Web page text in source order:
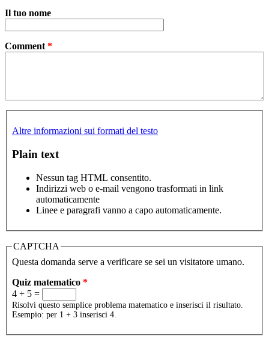
Il tuo nome
Comment *
Altre informazioni sui formati del testo
Plain text
Nessun tag HTML consentito.
Indirizzi web o e-mail vengono trasformati in link
automaticamente
Linee e paragrafi vanno a capo automaticamente.
CAPTCHA
Questa domanda serve a verificare se sei un visitatore umano.
Quiz matematico *
4 + 5 =
Risolvi questo semplice problema matematico e inserisci il risultato.
Esempio: per 1 + 3 inserisci 4.